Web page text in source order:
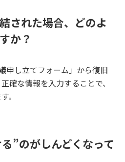
された場合、どのよ
か？
申し立てフォーム」から復旧
確な情報を入力することで、
。
”のがしんどくなって